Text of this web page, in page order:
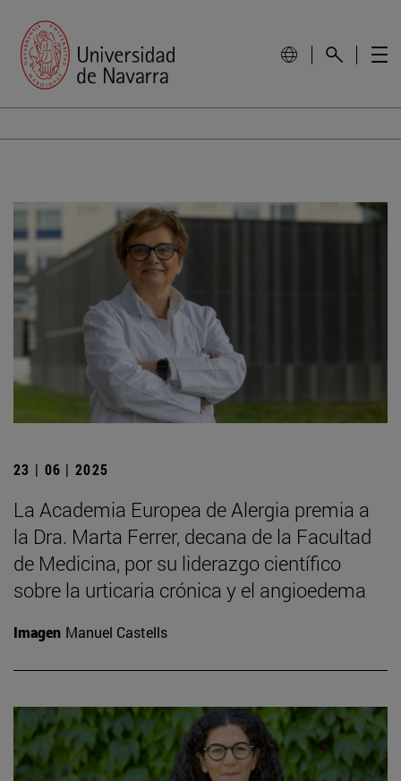
23 | 06 | 2025
La Academia Europea de Alergia premia a
la Dra. Marta Ferrer, decana de la Facultad
de Medicina, por su liderazgo científico
sobre la urticaria crónica y el angioedema
Imagen Manuel Castells